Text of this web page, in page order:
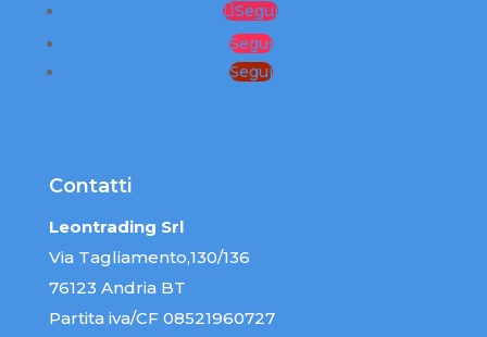
Segui
Segui
Segui
Contatti
Leontrading Srl
Via Tagliamento,130/136
76123 Andria BT
Partita iva/CF 08521960727